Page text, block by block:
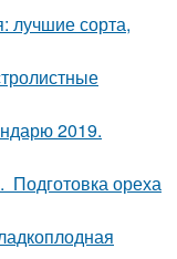
лучшие сорта,
2019.
Подготовка ореха